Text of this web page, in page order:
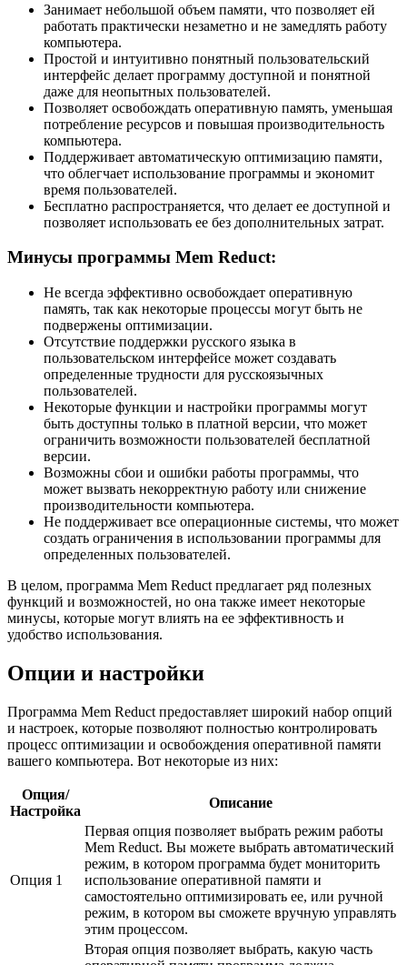
Занимает небольшой объем памяти, что позволяет ей
работать практически незаметно и не замедлять работу
компьютера.
Простой и интуитивно понятный пользовательский
интерфейс делает программу доступной и понятной
даже для неопытных пользователей.
Позволяет освобождать оперативную память, уменьшая
потребление ресурсов и повышая производительность
компьютера.
Поддерживает автоматическую оптимизацию памяти,
что облегчает использование программы и экономит
время пользователей.
Бесплатно распространяется, что делает ее доступной и
позволяет использовать ее без дополнительных затрат.
Минусы программы Mem Reduct:
Не всегда эффективно освобождает оперативную
память, так как некоторые процессы могут быть не
подвержены оптимизации.
Отсутствие поддержки русского языка в
пользовательском интерфейсе может создавать
определенные трудности для русскоязычных
пользователей.
Некоторые функции и настройки программы могут
быть доступны только в платной версии, что может
ограничить возможности пользователей бесплатной
версии.
Возможны сбои и ошибки работы программы, что
может вызвать некорректную работу или снижение
производительности компьютера.
Не поддерживает все операционные системы, что может
создать ограничения в использовании программы для
определенных пользователей.
В целом, программа Mem Reduct предлагает ряд полезных
функций и возможностей, но она также имеет некоторые
минусы, которые могут влиять на ее эффективность и
удобство использования.
Опции и настройки
Программа Mem Reduct предоставляет широкий набор опций
и настроек, которые позволяют полностью контролировать
процесс оптимизации и освобождения оперативной памяти
вашего компьютера. Вот некоторые из них:
Опция/
Настройка
Описание
Опция 1
Первая опция позволяет выбрать режим работы
Mem Reduct. Вы можете выбрать автоматический
режим, в котором программа будет мониторить
использование оперативной памяти и
самостоятельно оптимизировать ее, или ручной
режим, в котором вы сможете вручную управлять
этим процессом.
Вторая опция позволяет выбрать, какую часть